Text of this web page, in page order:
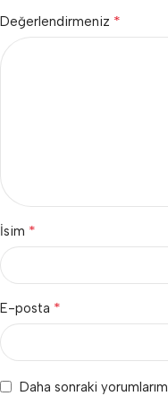
Değerlendirmeniz *
İsim *
E-posta *
Daha sonraki